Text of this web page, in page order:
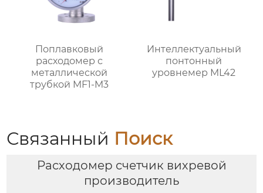
Поплавковый
расходомер с
металлической
трубкой MF1-M3
Интеллектуальный
понтонный
уровнемер ML42
Связанный Поиск
Расходомер счетчик вихревой
производитель